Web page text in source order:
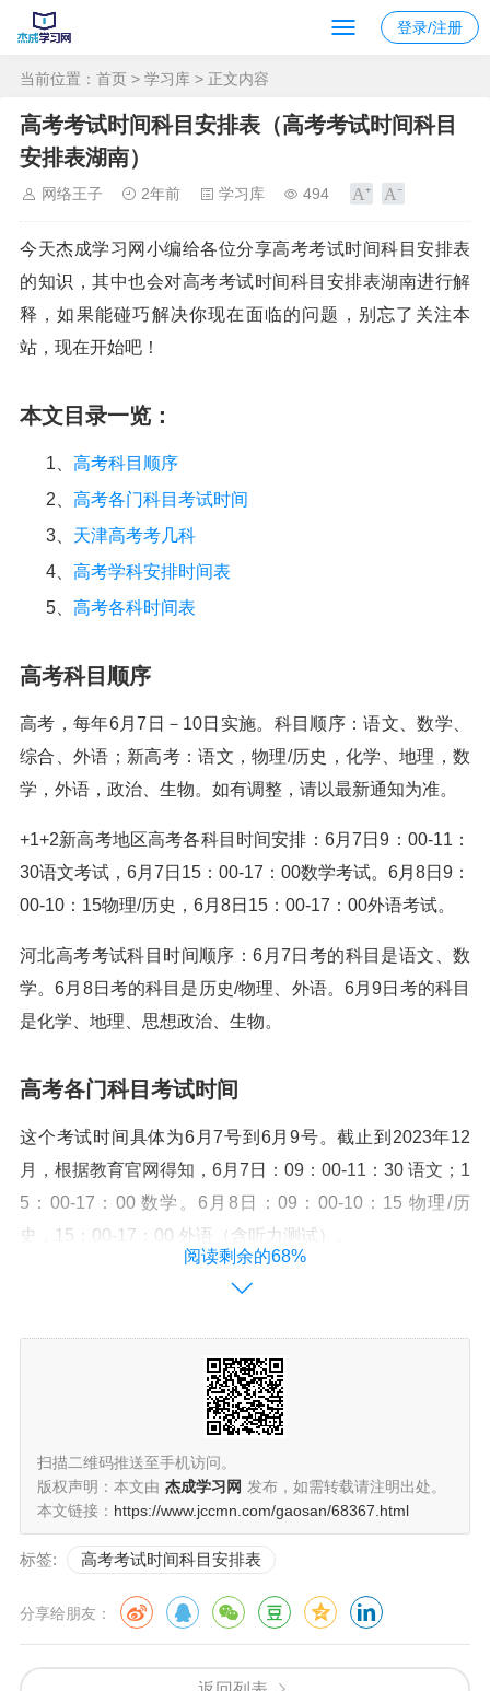
登录/注册
当前位置： 首页 > 学习库 > 正文内容
高考考试时间科目安排表（高考考试时间科目
安排表湖南）
网络王子 2年前 学习库 494
今天杰成学习网小编给各位分享高考考试时间科目安排表
的知识，其中也会对高考考试时间科目安排表湖南进行解
释，如果能碰巧解决你现在面临的问题，别忘了关注本
站，现在开始吧！
本文目录一览：
1、 高考科目顺序
2、 高考各门科目考试时间
3、 天津高考考几科
4、 高考学科安排时间表
5、 高考各科时间表
高考科目顺序
高考，每年6月7日－10日实施。科目顺序：语文、数学、
综合、外语；新高考：语文，物理/历史，化学、地理，数
学，外语，政治、生物。如有调整，请以最新通知为准。
+1+2新高考地区高考各科目时间安排：6月7日9：00-11：
30语文考试，6月7日15：00-17：00数学考试。6月8日9：
00-10：15物理/历史，6月8日15：00-17：00外语考试。
河北高考考试科目时间顺序：6月7日考的科目是语文、数
学。6月8日考的科目是历史/物理、外语。6月9日考的科目
是化学、地理、思想政治、生物。
高考各门科目考试时间
这个考试时间具体为6月7号到6月9号。截止到2023年12
月，根据教育官网得知，6月7日：09：00-11：30 语文；1
5：00-17：00 数学。6月8日：09：00-10：15 物理/历
史，15：00-17：00 外语（含听力测试）。
采用传统文理分科省份高考时间为6月7-8日，且语文、数
0至11：30语文；15：00至17：00数学。
新高考3+1+2考试时间安排如下：语文：6月7日9：00至1
1：30；数学：6月7日15：00至17：00。物理/历史：6月8
日9：00至10：15；英语：6月8日15：00至17：00。
月9日：上午考物理和政治、下午考化学；6月10日：上午
考历史和生物、下午考地理。
由中华人民共和国教育部统一组织调度，或实行自主命题
的省级考试院（海南省为考试局）命题，每年6月7日、6月
8日为考试日，部分省区高考时间为3天。
阅读剩余的68%
扫描二维码推送至手机访问。
版权声明：本文由 杰成学习网 发布，如需转载请注明出处。
本文链接： https://www.jccmn.com/gaosan/68367.html
标签: 高考考试时间科目安排表
分享给朋友：